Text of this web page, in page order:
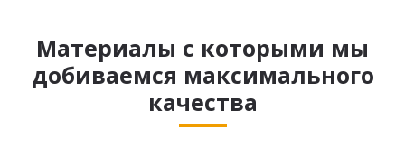
Материалы с которыми мы
добиваемся максимального
качества